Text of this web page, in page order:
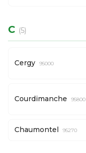
C (5)
Cergy 95000
Courdimanche 95800
Chaumontel 95270